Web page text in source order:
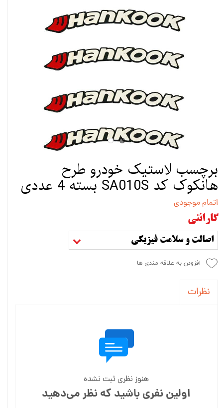
برچسب لاستیک خودرو طرح
هانکوک کد SA010S بسته 4 عددی
اتمام موجودی
گارانتی
اصالت و سلامت فیزیکی
افزودن به علاقه مندی ها
نظرات
هنوز نظری ثبت نشده
اولین نفری باشید که نظر می‌دهید